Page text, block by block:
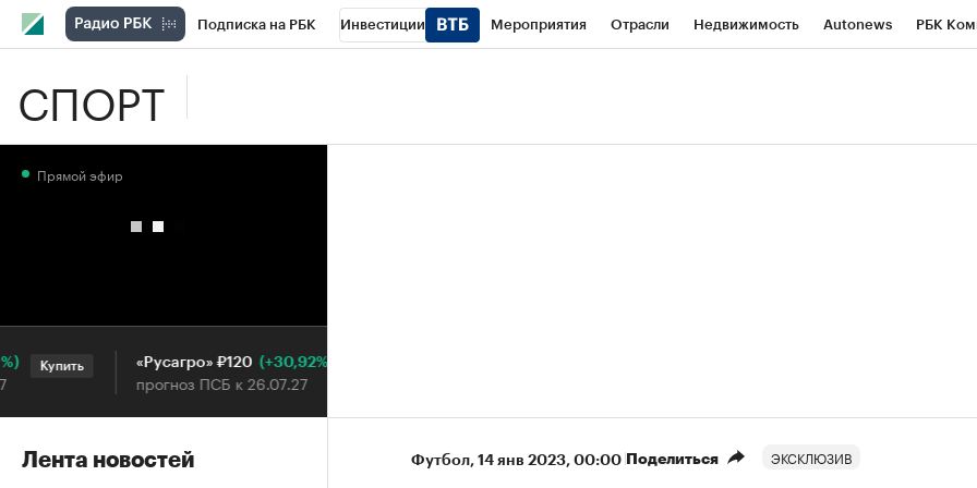
Подписка на РБК Инвестиции Мероприятия Отрасли Недвижимость Autonews РБК
СПОРТ
Футбол⁠, 14 янв 2023, 00:00 Поделиться ЭКСКЛЮЗИВ
Прямой эфир
Купить «Русагро» ₽120 (+30,92%)
прогноз ПСБ к 26.07.27
Лента новостей